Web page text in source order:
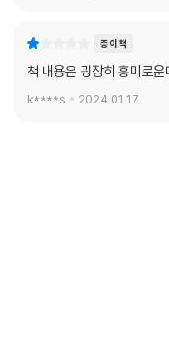
종이책
책 내용은 굉장히 흥미로
k****s 2024.01.17.